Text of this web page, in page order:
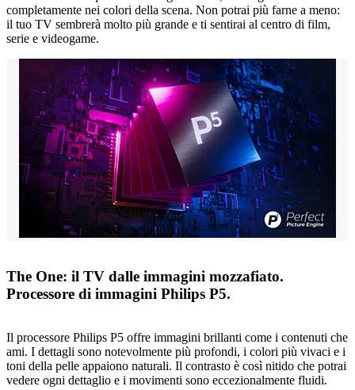
completamente nei colori della scena. Non potrai più farne a meno:
il tuo TV sembrerà molto più grande e ti sentirai al centro di film,
serie e videogame.
The One: il TV dalle immagini mozzafiato.
Processore di immagini Philips P5.
Il processore Philips P5 offre immagini brillanti come i contenuti che
ami. I dettagli sono notevolmente più profondi, i colori più vivaci e i
toni della pelle appaiono naturali. Il contrasto è così nitido che potrai
vedere ogni dettaglio e i movimenti sono eccezionalmente fluidi.